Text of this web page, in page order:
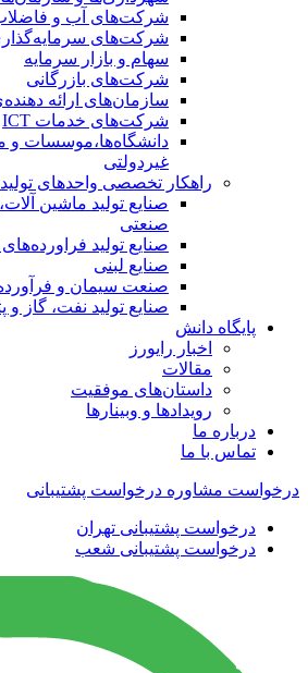
شرکت‌های آب و فاضلاب
شرکت‌های
سهام و بازار سرمایه
شرکت‌های بازرگانی
سازمان‌های ارائه
شرکت‌های خدمات ICT
دانشگاه‌ها،موسسات و
غیردولتی
راهکار تخصصی واحدهای
صنایع توليد ماشين
صنعتی
صنایع تولید
صنایع لبنی
صنعت سیمان و
صنایع تولید نفت، گاز و
پایگاه دانش
اخبار رایورز
مقالات
داستان‌های موفقیت
رویدادها و وبینارها
درباره ما
تماس با ما
درخواست مشاوره درخواست پشتیبانی
درخواست پشتیبانی تهران
درخواست پشتیبانی شعب